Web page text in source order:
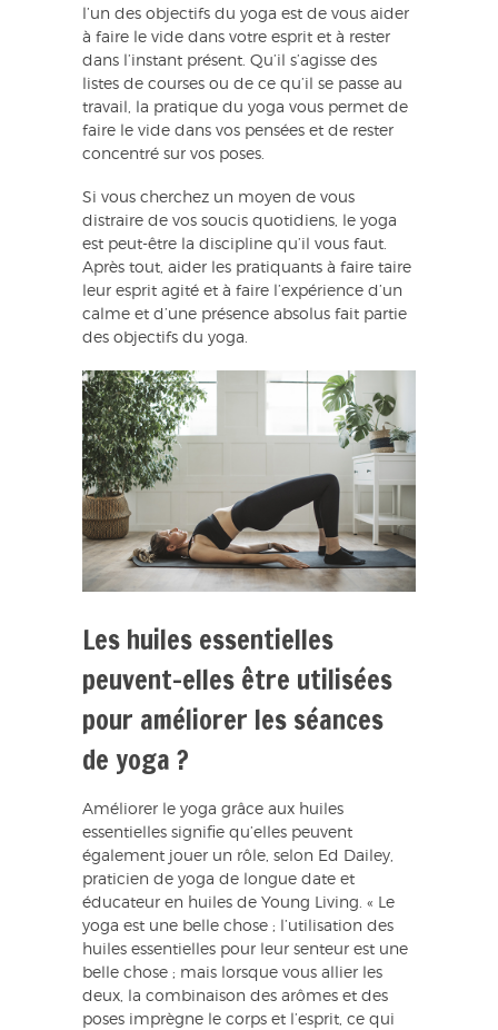
l’un des objectifs du yoga est de vous aider
à faire le vide dans votre esprit et à rester
dans l’instant présent. Qu’il s’agisse des
listes de courses ou de ce qu’il se passe au
travail, la pratique du yoga vous permet de
faire le vide dans vos pensées et de rester
concentré sur vos poses.
Si vous cherchez un moyen de vous
distraire de vos soucis quotidiens, le yoga
est peut-être la discipline qu’il vous faut.
Après tout, aider les pratiquants à faire taire
leur esprit agité et à faire l’expérience d’un
calme et d’une présence absolus fait partie
des objectifs du yoga.
Les huiles essentielles
peuvent-elles être utilisées
pour améliorer les séances
de yoga ?
Améliorer le yoga grâce aux huiles
essentielles signifie qu’elles peuvent
également jouer un rôle, selon Ed Dailey,
praticien de yoga de longue date et
éducateur en huiles de Young Living. « Le
yoga est une belle chose ; l’utilisation des
huiles essentielles pour leur senteur est une
belle chose ; mais lorsque vous allier les
deux, la combinaison des arômes et des
poses imprègne le corps et l’esprit, ce qui